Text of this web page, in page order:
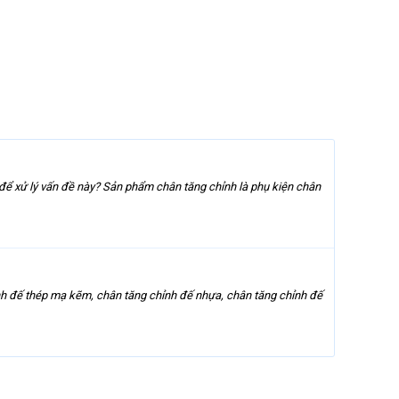
xử lý vấn đề này? Sản phẩm chân tăng chỉnh là phụ kiện chân
đế thép mạ kẽm, chân tăng chỉnh đế nhựa, chân tăng chỉnh đế